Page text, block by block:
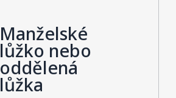
Manželské
lůžko nebo
oddělená
lůžka